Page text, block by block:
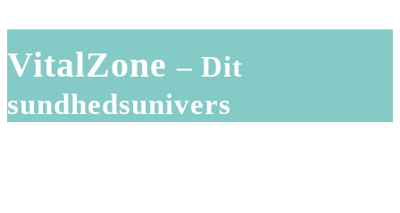
VitalZone– Dit
sundhedsunivers